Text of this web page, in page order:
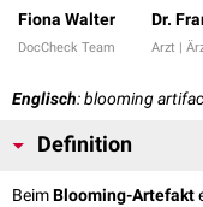
Fiona Walter
DocCheck Team
Dr.
Arzt |
Englisch: blooming
Definition
BeimBlooming-Artefakt